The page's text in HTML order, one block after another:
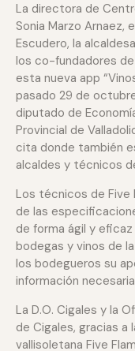
La directora de
Sonia Marzo Arnaez,
Escudero, la
los co-fundadores
esta nueva app
pasado 29 de
diputado de
Provincial de
cita donde también
alcaldes y técnicos
Los técnicos de Five
de las
de forma ágil y
bodegas y vinos de
los bodegueros su
información
La D.O. Cigales y la
de Cigales, gracias a
vallisoletana Five